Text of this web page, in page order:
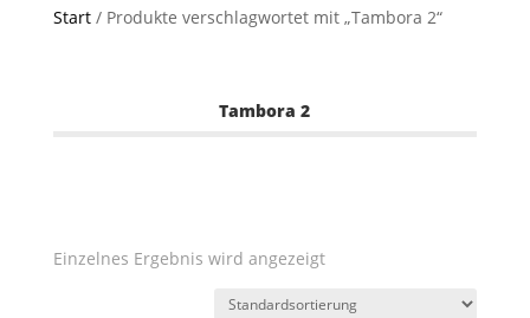
Start/ Produkte verschlagwortet mit „Tambora 2“
Tambora 2
Einzelnes Ergebnis wird angezeigt